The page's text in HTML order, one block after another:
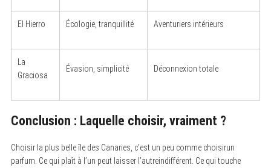
El Hierro Écologie, tranquillité Aventuriers intérieurs
La
Graciosa
Évasion, simplicité Déconnexion totale
Conclusion : Laquelle choisir, vraiment ?
Choisir la plus belle île des Canaries, c’est un peu comme choisirun
parfum. Ce qui plaît à l’un peut laisser l’autreindifférent. Ce qui touche